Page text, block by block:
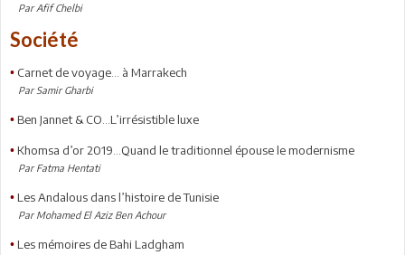
Par Afif Chelbi
Société
• Carnet de voyage… à Marrakech
Par Samir Gharbi
• Ben Jannet & CO...L’irrésistible luxe
• Khomsa d’or 2019...Quand le traditionnel épouse le modernisme
Par Fatma Hentati
• Les Andalous dans l’histoire de Tunisie
Par Mohamed El Aziz Ben Achour
• Les mémoires de Bahi Ladgham